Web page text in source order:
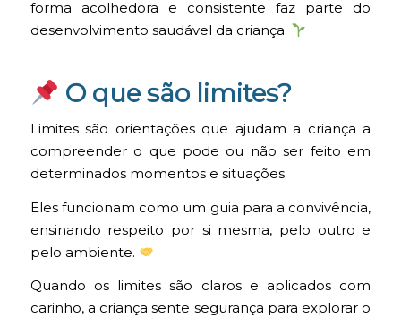
forma acolhedora e consistente faz parte do
desenvolvimento saudável da criança.
O que são limites?
Limites são orientações que ajudam a criança a
compreender o que pode ou não ser feito em
determinados momentos e situações.
Eles funcionam como um guia para a convivência,
ensinando respeito por si mesma, pelo outro e
pelo ambiente.
Quando os limites são claros e aplicados com
carinho, a criança sente segurança para explorar o